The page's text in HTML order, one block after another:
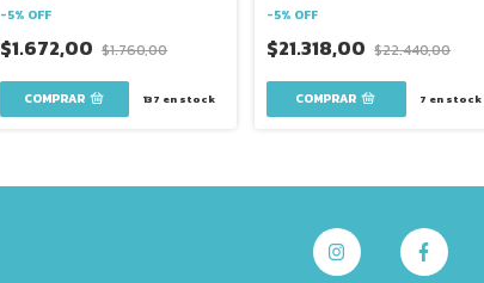
-5% OFF
$1.672,00 $1.760,00
137 en stock
-5% OFF
$21.318,00 $22.440,00
7 en stock